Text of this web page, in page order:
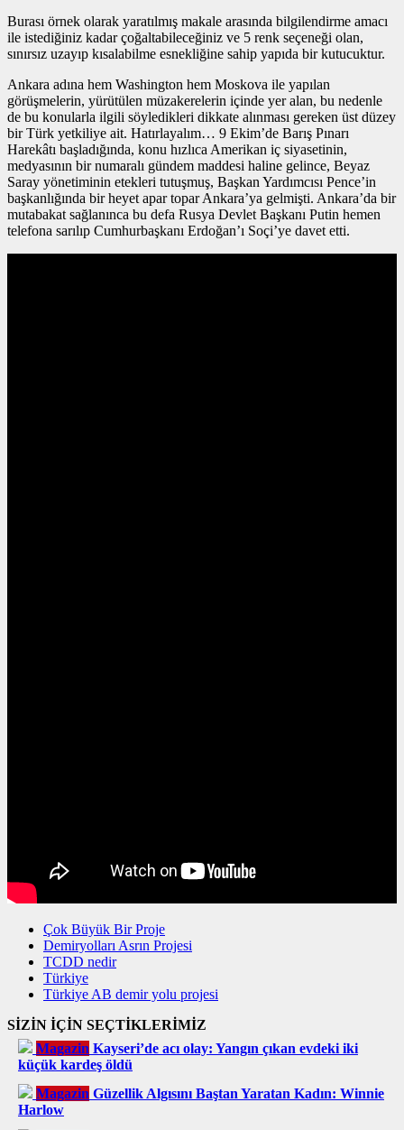
Burası örnek olarak yaratılmış makale arasında bilgilendirme amacı
ile istediğiniz kadar çoğaltabileceğiniz ve 5 renk seçeneği olan,
sınırsız uzayıp kısalabilme esnekliğine sahip yapıda bir kutucuktur.
Ankara adına hem Washington hem Moskova ile yapılan
görüşmelerin, yürütülen müzakerelerin içinde yer alan, bu nedenle
de bu konularla ilgili söyledikleri dikkate alınması gereken üst düzey
bir Türk yetkiliye ait. Hatırlayalım… 9 Ekim’de Barış Pınarı
Harekâtı başladığında, konu hızlıca Amerikan iç siyasetinin,
medyasının bir numaralı gündem maddesi haline gelince, Beyaz
Saray yönetiminin etekleri tutuşmuş, Başkan Yardımcısı Pence’in
başkanlığında bir heyet apar topar Ankara’ya gelmişti. Ankara’da bir
mutabakat sağlanınca bu defa Rusya Devlet Başkanı Putin hemen
telefona sarılıp Cumhurbaşkanı Erdoğan’ı Soçi’ye davet etti.
Çok Büyük Bir Proje
Demiryolları Asrın Projesi
TCDD nedir
Türkiye
Türkiye AB demir yolu projesi
SİZİN İÇİN SEÇTİKLERİMİZ
Magazin Kayseri’de acı olay: Yangın çıkan evdeki iki
küçük kardeş öldü
Magazin Güzellik Algısını Baştan Yaratan Kadın: Winnie
Harlow